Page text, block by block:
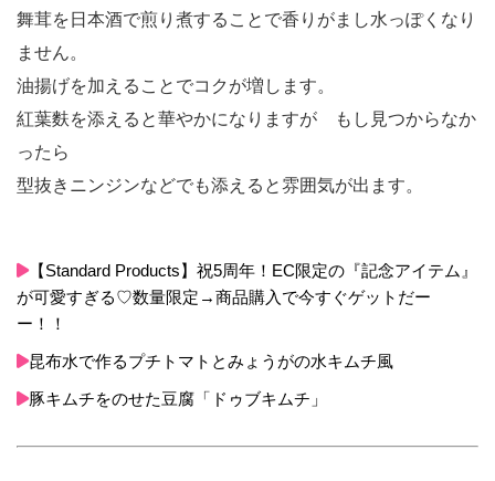
舞茸を日本酒で煎り煮することで香りがまし水っぽくなり
ません。
油揚げを加えることでコクが増します。
紅葉麩を添えると華やかになりますが もし見つからなか
ったら
型抜きニンジンなどでも添えると雰囲気が出ます。
【Standard Products】祝5周年！EC限定の『記念アイテム』
が可愛すぎる♡数量限定→商品購入で今すぐゲットだー
ー！！
昆布水で作るプチトマトとみょうがの水キムチ風
豚キムチをのせた豆腐「ドゥブキムチ」